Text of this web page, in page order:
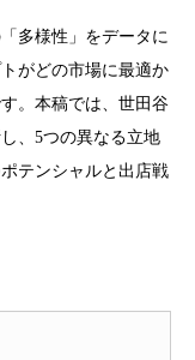
多様性」をデータに
がどの市場に最適か
。本稿では、世田谷
、5つの異なる立地
テンシャルと出店戦